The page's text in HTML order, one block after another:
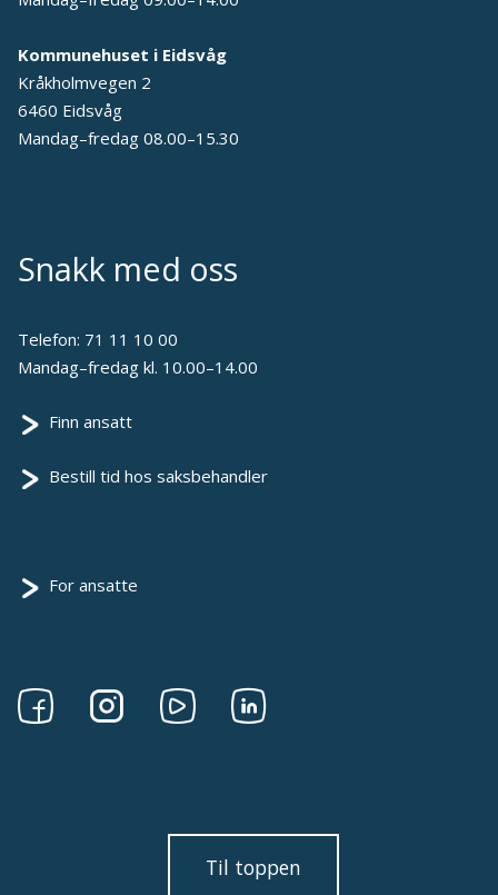
Kommunehuset i Eidsvåg
Kråkholmvegen 2
6460 Eidsvåg
Mandag–fredag 08.00–15.30
Snakk med oss
Telefon: 71 11 10 00
Mandag–fredag kl. 10.00–14.00
Finn ansatt
Bestill tid hos saksbehandler
For ansatte
Følg
Følg
Følg
Følg
Til toppen